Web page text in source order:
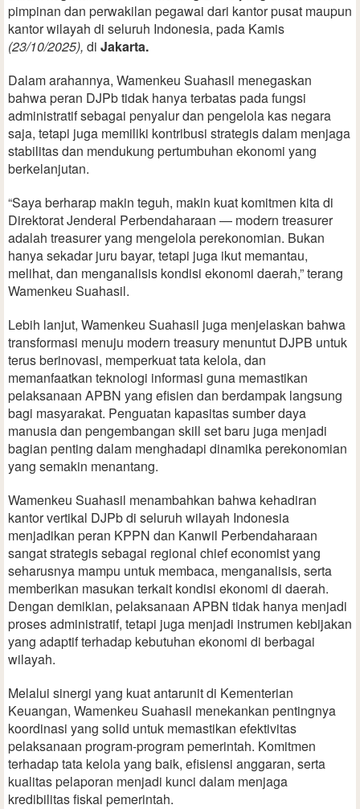
pimpinan dan perwakilan pegawai dari kantor pusat maupun
kantor wilayah di seluruh Indonesia, pada Kamis
(23/10/2025), di Jakarta.
Dalam arahannya, Wamenkeu Suahasil menegaskan
bahwa peran DJPb tidak hanya terbatas pada fungsi
administratif sebagai penyalur dan pengelola kas negara
saja, tetapi juga memiliki kontribusi strategis dalam menjaga
stabilitas dan mendukung pertumbuhan ekonomi yang
berkelanjutan.
“Saya berharap makin teguh, makin kuat komitmen kita di
Direktorat Jenderal Perbendaharaan — modern treasurer
adalah treasurer yang mengelola perekonomian. Bukan
hanya sekadar juru bayar, tetapi juga ikut memantau,
melihat, dan menganalisis kondisi ekonomi daerah,” terang
Wamenkeu Suahasil.
Lebih lanjut, Wamenkeu Suahasil juga menjelaskan bahwa
transformasi menuju modern treasury menuntut DJPB untuk
terus berinovasi, memperkuat tata kelola, dan
memanfaatkan teknologi informasi guna memastikan
pelaksanaan APBN yang efisien dan berdampak langsung
bagi masyarakat. Penguatan kapasitas sumber daya
manusia dan pengembangan skill set baru juga menjadi
bagian penting dalam menghadapi dinamika perekonomian
yang semakin menantang.
Wamenkeu Suahasil menambahkan bahwa kehadiran
kantor vertikal DJPb di seluruh wilayah Indonesia
menjadikan peran KPPN dan Kanwil Perbendaharaan
sangat strategis sebagai regional chief economist yang
seharusnya mampu untuk membaca, menganalisis, serta
memberikan masukan terkait kondisi ekonomi di daerah.
Dengan demikian, pelaksanaan APBN tidak hanya menjadi
proses administratif, tetapi juga menjadi instrumen kebijakan
yang adaptif terhadap kebutuhan ekonomi di berbagai
wilayah.
Melalui sinergi yang kuat antarunit di Kementerian
Keuangan, Wamenkeu Suahasil menekankan pentingnya
koordinasi yang solid untuk memastikan efektivitas
pelaksanaan program-program pemerintah. Komitmen
terhadap tata kelola yang baik, efisiensi anggaran, serta
kualitas pelaporan menjadi kunci dalam menjaga
kredibilitas fiskal pemerintah.